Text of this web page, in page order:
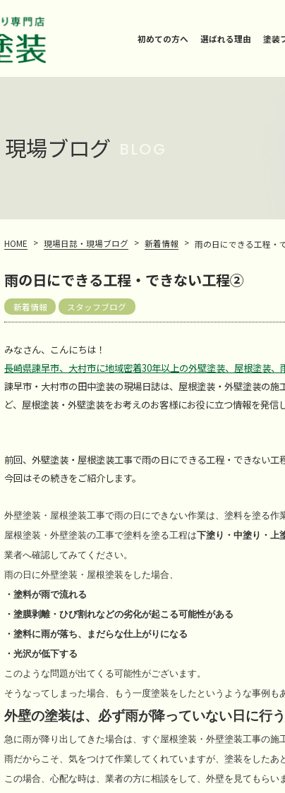
初めての方へ 選ばれる理由 塗装
現場ブログ
HOME > 現場日誌・現場ブログ > 新着情報 > 雨の日にできる工程・
雨の日にできる工程・できない工程②
新着情報 スタッフブログ
みなさん、こんにちは！
長崎県諫早市、大村市に地域密着30年以上の外壁塗装、屋根塗装
諫早市・大村市の田中塗装の現場日誌は、屋根塗装・外壁塗装の
ど、屋根塗装・外壁塗装をお考えのお客様にお役に立つ情報を発信
前回、外壁塗装・屋根塗装工事で雨の日にできる工程・できない工
今回はその続きをご紹介します。
外壁塗装・屋根塗装工事で雨の日にできない作業は、塗料を塗る作
屋根塗装・外壁塗装の工事で塗料を塗る工程は下塗り・中塗り・上
業者へ確認してみてください。
雨の日に外壁塗装・屋根塗装をした場合、
・塗料が雨で流れる
・塗膜剥離・ひび割れなどの劣化が起こる可能性がある
・塗料に雨が落ち、まだらな仕上がりになる
・光沢が低下する
このような問題が出てくる可能性がございます。
そうなってしまった場合、もう一度塗装をしたというような事例も
外壁の塗装は、必ず雨が降っていない日に行
急に雨が降り出してきた場合は、すぐ屋根塗装・外壁塗装工事の
雨だからこそ、気をつけて作業してくれていますが、塗装をした
この場合、心配な時は、業者の方に相談をして、外壁を見てもらい